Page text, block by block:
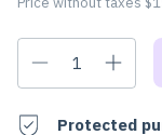
Protected